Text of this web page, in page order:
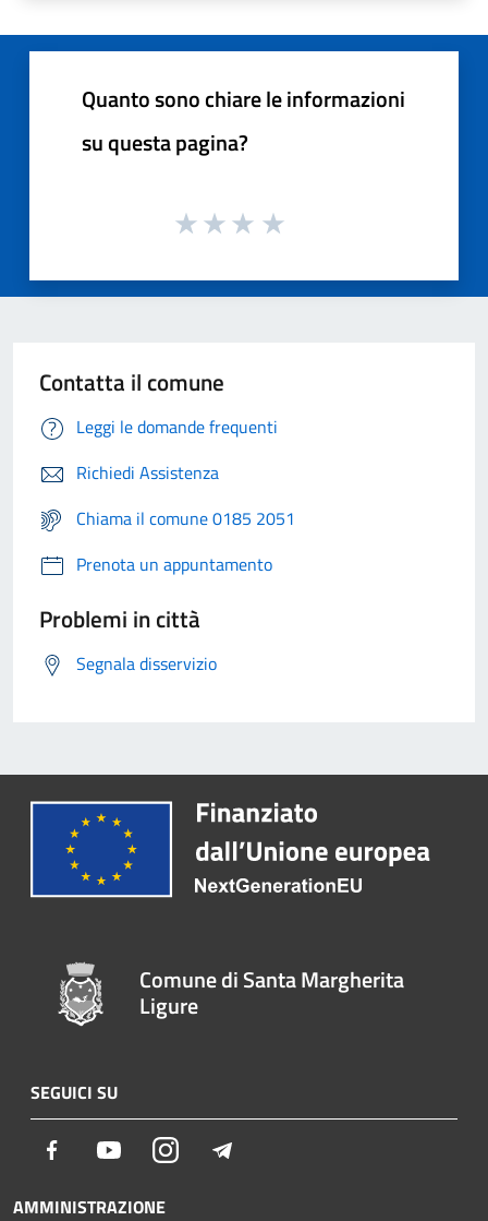
Quanto sono chiare le informazioni
su questa pagina?
Contatta il comune
Leggi le domande frequenti
Richiedi Assistenza
Chiama il comune 0185 2051
Prenota un appuntamento
Problemi in città
Segnala disservizio
Comune di Santa Margherita
Ligure
SEGUICI SU
Facebook YoutubeInstagram
AMMINISTRAZIONE